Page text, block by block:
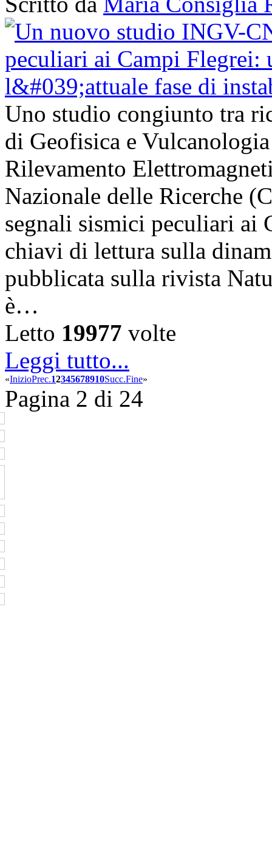
Uno studio congiunto tra
di Geofisica e
Rilevamento
Nazionale delle Ricerche
segnali sismici peculiari ai
chiavi di lettura sulla
pubblicata sulla rivista
è…
Letto 19977 volte
Leggi tutto...
«InizioPrec.12345678910Succ.Fine»
Pagina 2 di 24